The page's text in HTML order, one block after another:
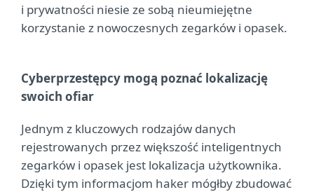
i prywatności niesie ze sobą nieumiejętne
korzystanie z nowoczesnych zegarków i opasek.
Cyberprzestępcy mogą poznać lokalizację
swoich ofiar
Jednym z kluczowych rodzajów danych
rejestrowanych przez większość inteligentnych
zegarków i opasek jest lokalizacja użytkownika.
Dzięki tym informacjom haker mógłby zbudować